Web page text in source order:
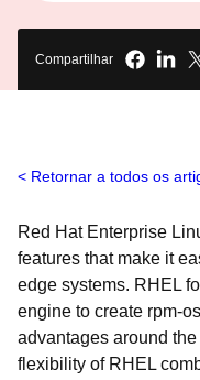
Compartilhar
Retornar a todos os
Red Hat Enterprise
features that make it
edge systems. RHEL
engine to create rpm-
advantages around
flexibility of RHEL